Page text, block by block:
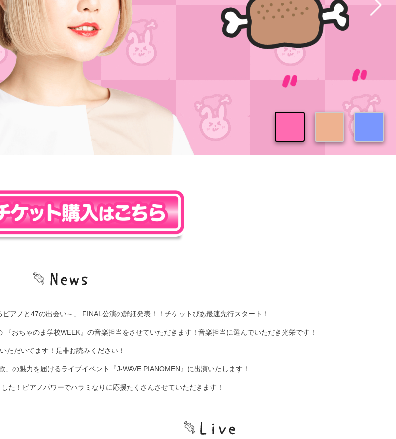
アノと47の出会い～」 FINAL公演の詳細発表！！チケットぴあ最速先行スタート！
おちゃのま学校WEEK』の音楽担当をさせていただきます！音楽担当に選んでいただき光栄です！
ただいてます！是非お読みください！
」の魅力を届けるライブイベント『J-WAVE PIANOMEN』に出演いたします！
た！ピアノパワーでハラミなりに応援たくさんさせていただきます！